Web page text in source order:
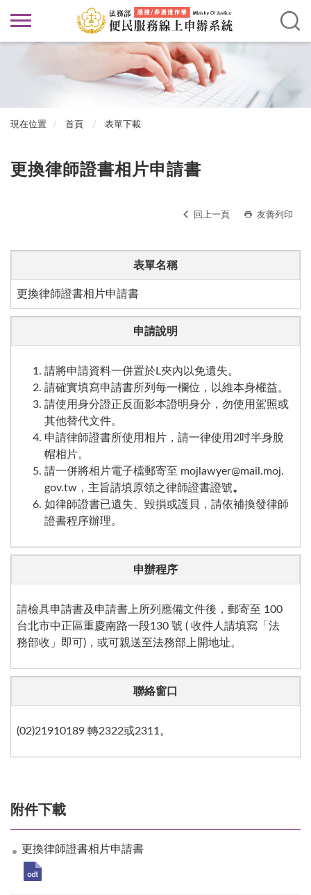
現在位置 首頁 表單下載
更換律師證書相片申請書
回上一頁 友善列印
表單名稱
更換律師證書相片申請書
申請說明
請將申請資料一併置於L夾內以免遺失。
請確實填寫申請書所列每一欄位，以維本身權益。
請使用身分證正反面影本證明身分，勿使用駕照或
其他替代文件。
申請律師證書所使用相片，請一律使用 2吋半身脫
帽相片。
請一併將相片電子檔郵寄至 mojlawyer@mail.moj.
gov.tw，主旨請填原領之律師證書證號。
如律師證書已遺失、毀損或護貝，請依補換發律師
證書程序辦理。
申辦程序
請檢具申請書及申請書上所列應備文件後，郵寄至 100
台北市中正區重慶南路一段130 號 ( 收件人請填寫「法
務部收」即可 ) ，或可親送至法務部上開地址。
聯絡窗口
(02)21910189 轉2322或2311 。
附件下載
更換律師證書相片申請書